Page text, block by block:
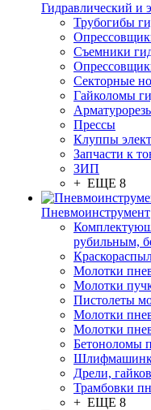
Гидравлический и
Трубогибы
Съемники
Секторные
Гайколомы
Прессы
Клуппы
Запчасти к
ЗИП
+ ЕЩЕ 8
Пневмоинструмент
рубильным,
Молотки
Молотки
Пистолеты
Молотки
Молотки
Бетоноломы
Дрели,
Трамбовки
+ ЕЩЕ 8